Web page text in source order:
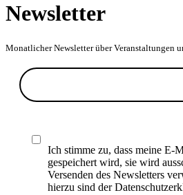
Newsletter
Monatlicher Newsletter über Veranstaltungen
Ich stimme zu, dass meine E-
gespeichert wird, sie wird
Versenden des Newsletters
hierzu sind der